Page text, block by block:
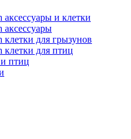
и клетки
аксессуары
для грызунов
клетки для птиц
птиц